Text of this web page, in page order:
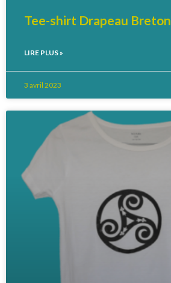
Tee-shirt Drapeau Breton
LIRE PLUS »
3 avril 2023